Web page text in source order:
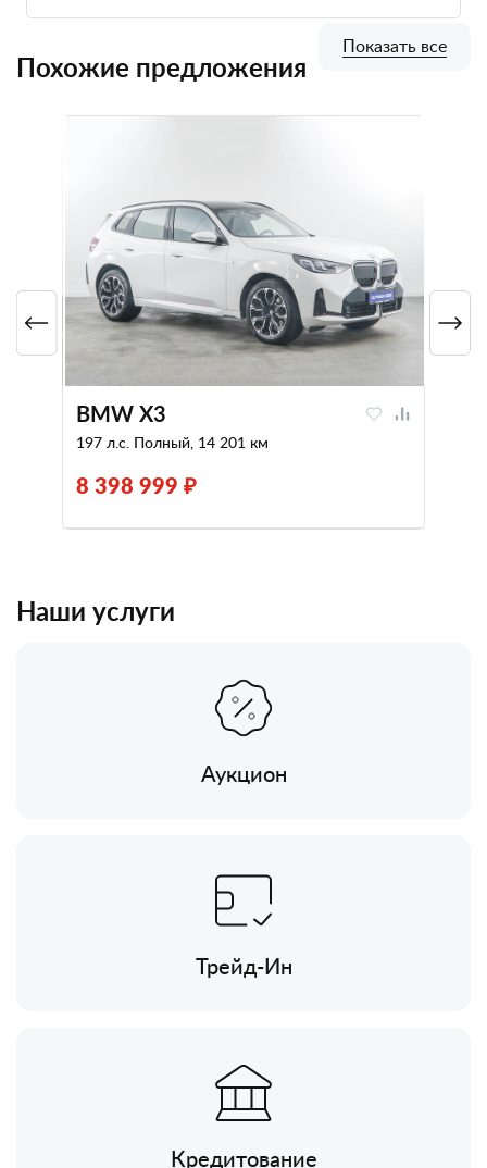
Похожие предложения
BMW X3
197 л.с. Полный, 14 201 км
8 398 999 ₽
Показать все
Наши услуги
Аукцион
Трейд-Ин
Кредитование